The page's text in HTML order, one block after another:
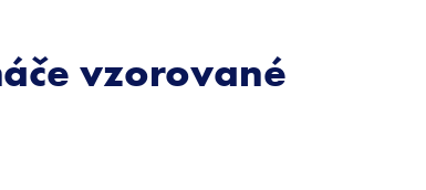
vzorované